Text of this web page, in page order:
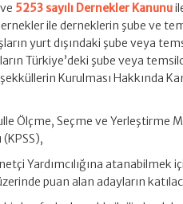
5253 sayılı Dernekler Kanunu
ile derneklerin şube ve
yurt dışındaki şube veya
Türkiye’deki şube veya
Kurulması Hakkında
Ölçme, Seçme ve Yerleştirme
(KPSS),
Yardımcılığına atanabilmek
puan alan adayların